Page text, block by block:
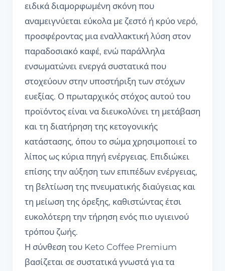
ειδικά διαμορφωμένη σκόνη που
αναμειγνύεται εύκολα με ζεστό ή κρύο νερό,
προσφέροντας μια εναλλακτική λύση στον
παραδοσιακό καφέ, ενώ παράλληλα
ενσωματώνει ενεργά συστατικά που
στοχεύουν στην υποστήριξη των στόχων
ευεξίας. Ο πρωταρχικός στόχος αυτού του
προϊόντος είναι να διευκολύνει τη μετάβαση
και τη διατήρηση της κετογονικής
κατάστασης, όπου το σώμα χρησιμοποιεί το
λίπος ως κύρια πηγή ενέργειας. Επιδιώκει
επίσης την αύξηση των επιπέδων ενέργειας,
τη βελτίωση της πνευματικής διαύγειας και
τη μείωση της όρεξης, καθιστώντας έτσι
ευκολότερη την τήρηση ενός πιο υγιεινού
τρόπου ζωής.
Η σύνθεση του Keto Coffee Premium
βασίζεται σε συστατικά γνωστά για τα